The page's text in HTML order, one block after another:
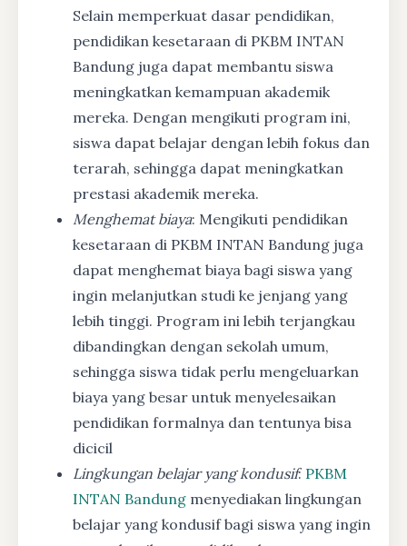
Selain memperkuat dasar pendidikan,
pendidikan kesetaraan di PKBM INTAN
Bandung juga dapat membantu siswa
meningkatkan kemampuan akademik
mereka. Dengan mengikuti program ini,
siswa dapat belajar dengan lebih fokus dan
terarah, sehingga dapat meningkatkan
prestasi akademik mereka.
Menghemat biaya: Mengikuti pendidikan
kesetaraan di PKBM INTAN Bandung juga
dapat menghemat biaya bagi siswa yang
ingin melanjutkan studi ke jenjang yang
lebih tinggi. Program ini lebih terjangkau
dibandingkan dengan sekolah umum,
sehingga siswa tidak perlu mengeluarkan
biaya yang besar untuk menyelesaikan
pendidikan formalnya dan tentunya bisa
dicicil
Lingkungan belajar yang kondusif: PKBM
INTAN Bandung menyediakan lingkungan
belajar yang kondusif bagi siswa yang ingin